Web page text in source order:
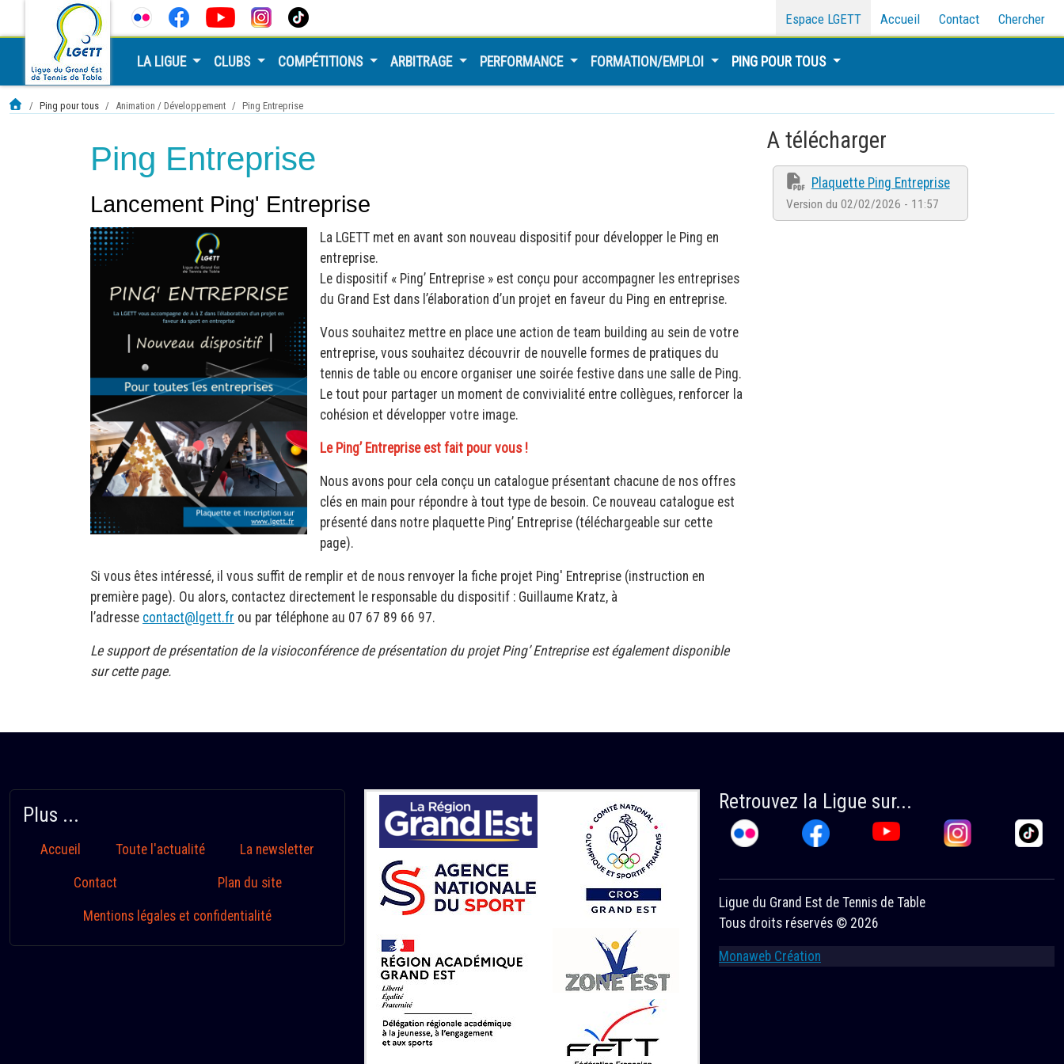
Espace LGETT Accueil Contact Chercher
LA LIGUE CLUBS COMPÉTITIONS ARBITRAGE PERFORMANCE FORMATION/EMPLOI PING POUR TOUS
Ping pour tous Animation / Développement Ping Entreprise
A télécharger
Plaquette Ping Entreprise
Version du 02/02/2026 - 11:57
Ping Entreprise
Lancement Ping' Entreprise
La LGETT met en avant son nouveau dispositif pour développer le Ping en
entreprise.
Le dispositif « Ping’ Entreprise » est conçu pour accompagner les entreprises
du Grand Est dans l’élaboration d’un projet en faveur du Ping en entreprise.
Vous souhaitez mettre en place une action de team building au sein de votre
entreprise, vous souhaitez découvrir de nouvelle formes de pratiques du
tennis de table ou encore organiser une soirée festive dans une salle de Ping.
Le tout pour partager un moment de convivialité entre collègues, renforcer la
cohésion et développer votre image.
Le Ping’ Entreprise est fait pour vous !
Nous avons pour cela conçu un catalogue présentant chacune de nos offres
clés en main pour répondre à tout type de besoin. Ce nouveau catalogue est
présenté dans notre plaquette Ping’ Entreprise (téléchargeable sur cette
page).
Si vous êtes intéressé, il vous suffit de remplir et de nous renvoyer la fiche projet Ping' Entreprise (instruction en
première page). Ou alors, contactez directement le responsable du dispositif : Guillaume Kratz, à
l’adresse contact@lgett.fr ou par téléphone au 07 67 89 66 97.
Le support de présentation de la visioconférence de présentation du projet Ping’ Entreprise est également disponible
sur cette page.
Plus ...
Accueil Toute l'actualité La newsletter
Contact Plan du site
Mentions légales et confidentialité
Retrouvez la Ligue sur...
Ligue du Grand Est de Tennis de Table
Tous droits réservés © 2026
Monaweb Création